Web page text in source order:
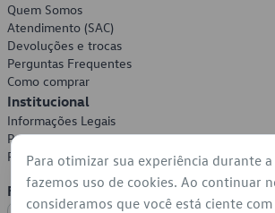
Quem Somos
Atendimento (SAC)
Devoluções e trocas
Perguntas Frequentes
Como comprar
Institucional
Informações Legais
Política de Privacidade
Política de Cookies
Formas de Pagamento
Para otimizar sua experiência durante a
fazemos uso de cookies. Ao continuar
consideramos que você está ciente com